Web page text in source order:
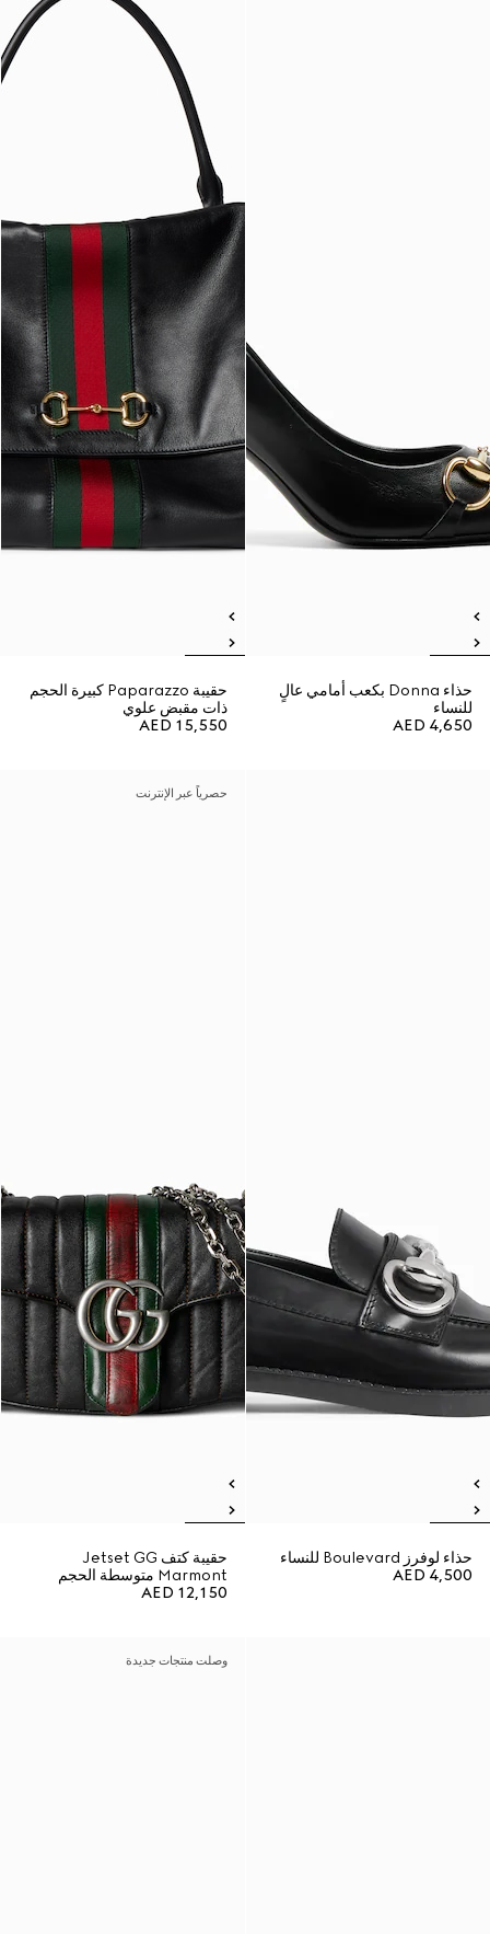
حذاء Donna بكعب أمامي عالٍ
للنساء
AED 4,650
حقيبة Paparazzo كبيرة الحجم
ذات مقبض علوي
AED 15,550
حذاء لوفرز Boulevard للنساء
AED 4,500
حصرياً عبر الإنترنت
حقيبة كتف Jetset GG
Marmont متوسطة الحجم
AED 12,150
وصلت منتجات جديدة